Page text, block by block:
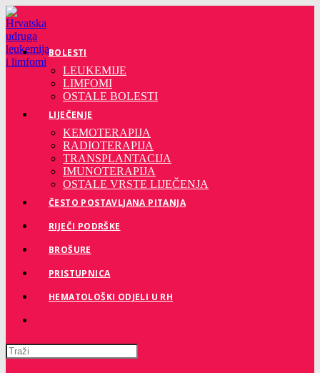
Preskoči
na
sadržaj
BOLESTI
LEUKEMIJE
LIMFOMI
OSTALE BOLESTI
LIJEČENJE
KEMOTERAPIJA
RADIOTERAPIJA
TRANSPLANTACIJA
IMUNOTERAPIJA
OSTALE VRSTE LIJEČENJA
ČESTO POSTAVLJANA PITANJA
RIJEČI PODRŠKE
BROŠURE
PRISTUPNICA
HEMATOLOŠKI ODJELI U RH
Pretražite
ovu